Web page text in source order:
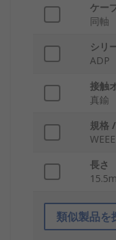
ケー
同軸
シリ
ADP
接触
真鍮
規格
WEEE
長さ
類似製品を